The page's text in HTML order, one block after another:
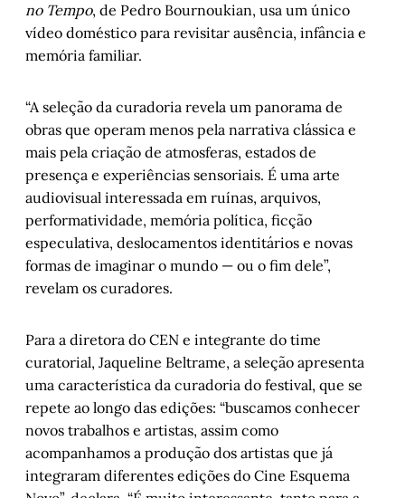
no Tempo, de Pedro Bournoukian, usa um único
vídeo doméstico para revisitar ausência, infância e
memória familiar.
“A seleção da curadoria revela um panorama de
obras que operam menos pela narrativa clássica e
mais pela criação de atmosferas, estados de
presença e experiências sensoriais. É uma arte
audiovisual interessada em ruínas, arquivos,
performatividade, memória política, ficção
especulativa, deslocamentos identitários e novas
formas de imaginar o mundo — ou o fim dele”,
revelam os curadores.
Para a diretora do CEN e integrante do time
curatorial, Jaqueline Beltrame, a seleção apresenta
uma característica da curadoria do festival, que se
repete ao longo das edições: “buscamos conhecer
novos trabalhos e artistas, assim como
acompanhamos a produção dos artistas que já
integraram diferentes edições do Cine Esquema